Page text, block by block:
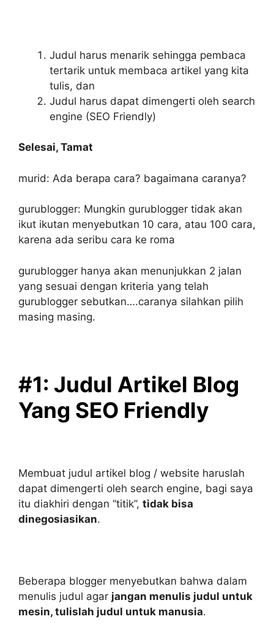
Judul harus menarik sehingga pembaca
tertarik untuk membaca artikel yang kita
tulis, dan
Judul harus dapat dimengerti oleh search
engine (SEO Friendly)
Selesai, Tamat
murid: Ada berapa cara? bagaimana caranya?
gurublogger: Mungkin gurublogger tidak akan
ikut ikutan menyebutkan 10 cara, atau 100 cara,
karena ada seribu cara ke roma
gurublogger hanya akan menunjukkan 2 jalan
yang sesuai dengan kriteria yang telah
gurublogger sebutkan….caranya silahkan pilih
masing masing.
#1: Judul Artikel Blog
Yang SEO Friendly
Membuat judul artikel blog / website haruslah
dapat dimengerti oleh search engine, bagi saya
itu diakhiri dengan “titik”, tidak bisa
dinegosiasikan.
Beberapa blogger menyebutkan bahwa dalam
menulis judul agar jangan menulis judul untuk
mesin, tulislah judul untuk manusia.